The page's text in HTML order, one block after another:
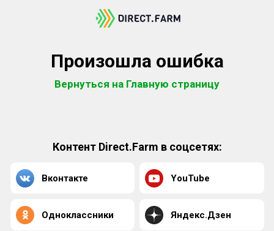
Произошла ошибка
Вернуться на Главную страницу
Контент Direct.Farm в соцсетях:
Вконтакте YouTube
Одноклассники Яндекс.Дзен